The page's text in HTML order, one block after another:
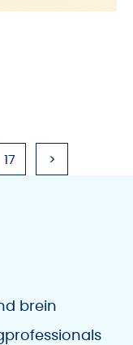
17 >
brein